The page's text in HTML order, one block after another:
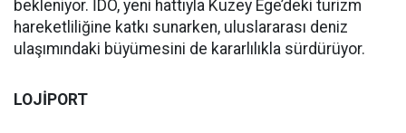
bekleniyor. İDO, yeni hattıyla Kuzey Ege’deki turizm
hareketliliğine katkı sunarken, uluslararası deniz
ulaşımındaki büyümesini de kararlılıkla sürdürüyor.
LOJİPORT